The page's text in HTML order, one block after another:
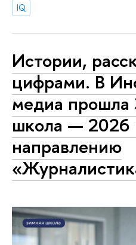
IQ
Истории,
цифрами. В
медиа прошла
школа — 2026
направлению